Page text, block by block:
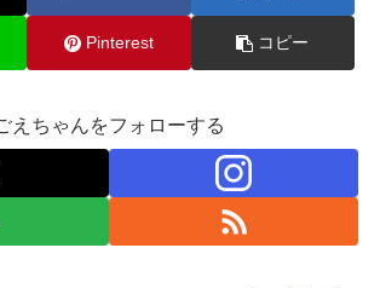
Pinterest コピー
えちゃんをフォローする